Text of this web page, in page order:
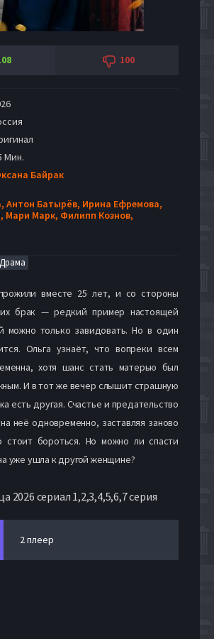
100
Мин.
Байрак
Антон Батырёв, Ирина Ефремова,
Мари Марк, Филипп Кознов,
Драма
вместе 25 лет, и со стороны
брак — редкий пример настоящей
можно только завидовать. Но в один
Ольга узнаёт, что вопреки всем
хотя шанс стать матерью был
И в тот же вечер слышит страшную
есть другая. Счастье и предательство
неё одновременно, заставляя заново
стоит бороться. Но можно ли спасти
уже ушла к другой женщине?
2026 сериал 1,2,3,4,5,6,7 серия
2 плеер